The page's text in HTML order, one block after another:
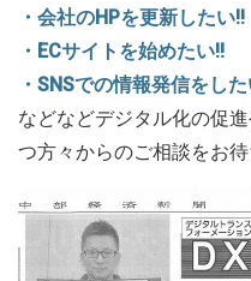
・会社のHPを更新したい!!
・ECサイトを始めたい!!
・SNSでの情報発信をし
などなどデジタル化の促
つ方々からのご相談をお